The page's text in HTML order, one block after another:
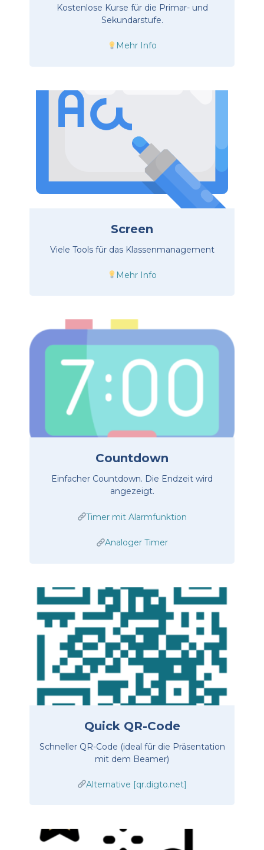
Kostenlose Kurse für die Primar- und
Sekundarstufe.
Mehr Info
Screen
Viele Tools für das Klassenmanagement
Mehr Info
Countdown
Einfacher Countdown. Die Endzeit wird
angezeigt.
Timer mit Alarmfunktion
Analoger Timer
Quick QR-Code
Schneller QR-Code (ideal für die Präsentation
mit dem Beamer)
Alternative [qr.digto.net]